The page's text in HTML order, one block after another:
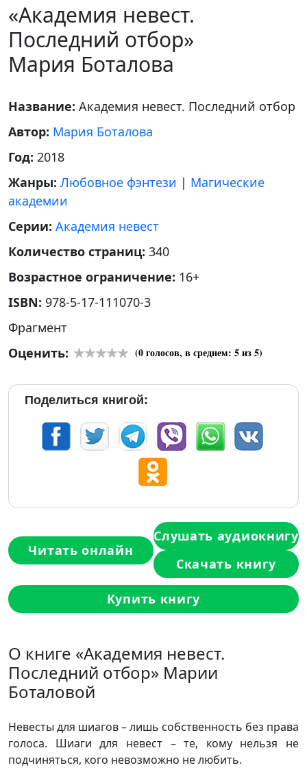
«Академия невест.
Последний отбор»
Мария Боталова
Название: Академия невест. Последний отбор
Автор: Мария Боталова
Год: 2018
Жанры: Любовное фэнтези | Магические
академии
Серии: Академия невест
Количество страниц: 340
Возрастное ограничение: 16+
ISBN: 978-5-17-111070-3
Фрагмент
Оценить:
(0голосов, в среднем: 5из 5)
Поделиться книгой:
Читать онлайн
Слушать аудиокнигу
Скачать книгу
Купить книгу
О книге «Академия невест.
Последний отбор» Марии
Боталовой
Невесты для шиагов – лишь собственность без права
голоса. Шиаги для невест – те, кому нельзя не
подчиняться, кого невозможно не любить.